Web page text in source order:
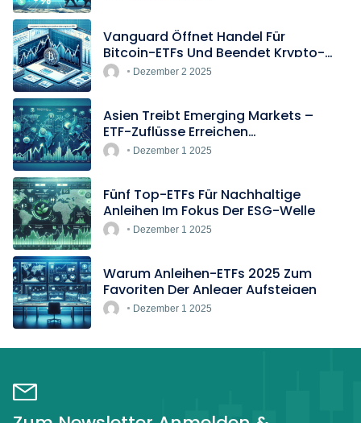
Vanguard Öffnet Handel Für
Bitcoin-ETFs Und Beendet Krypto-
BlockadeDezember 2 2025
Asien Treibt Emerging Markets –
ETF-Zuflüsse Erreichen
Rekordtempo
Dezember 1 2025
Fünf Top-ETFs Für Nachhaltige
Anleihen Im Fokus Der ESG-Welle
Dezember 1 2025
Warum Anleihen-ETFs 2025 Zum
Favoriten Der Anleger Aufsteigen
Dezember 1 2025